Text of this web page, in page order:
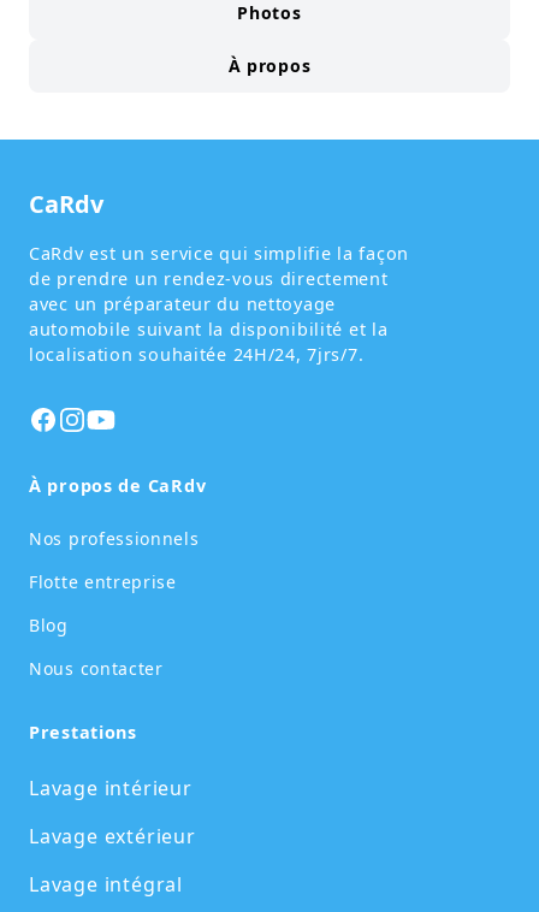
Photos
À propos
CaRdv
CaRdv est un service qui simplifie la façon
de prendre un rendez-vous directement
avec un préparateur du nettoyage
automobile suivant la disponibilité et la
localisation souhaitée 24H/24, 7jrs/7.
Facebook
Instagram
Instagram
À propos de CaRdv
Nos professionnels
Flotte entreprise
Blog
Nous contacter
Prestations
Lavage intérieur
Lavage extérieur
Lavage intégral